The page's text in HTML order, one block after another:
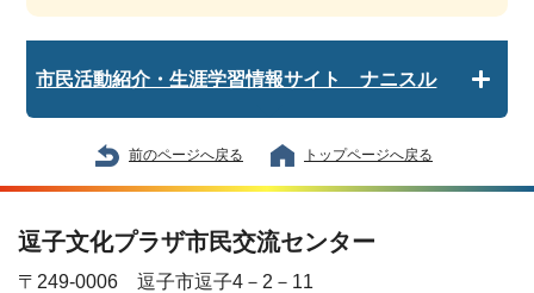
市民活動紹介・生涯学習情報サイト ナニスル
前のページへ戻る トップページへ戻る
逗子文化プラザ市民交流センター
〒249-0006 逗子市逗子4－2－11